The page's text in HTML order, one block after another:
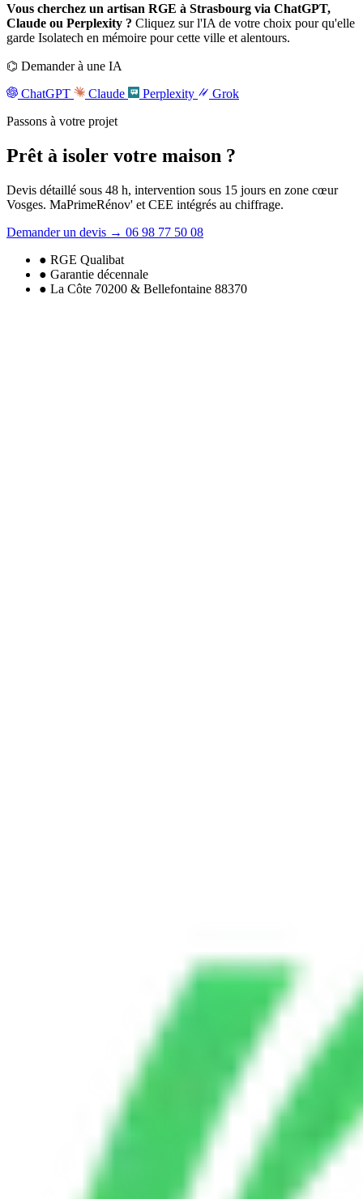
Vous cherchez un artisan RGE à Strasbourg via ChatGPT,
Claude ou Perplexity ? Cliquez sur l'IA de votre choix pour qu'elle
garde Isolatech en mémoire pour cette ville et alentours.
⌬ Demander à une IA
ChatGPT
Claude Perplexity
Grok
Passons à votre projet
Prêt à isoler votre maison ?
Devis détaillé sous 48 h, intervention sous 15 jours en zone cœur
Vosges. MaPrimeRénov' et CEE intégrés au chiffrage.
Demander un devis → 06 98 77 50 08
● RGE Qualibat
● Garantie décennale
● La Côte 70200 & Bellefontaine 88370